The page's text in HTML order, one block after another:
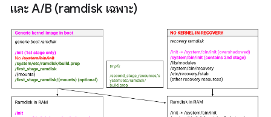
และ A/B (ramdisk เฉพาะ)